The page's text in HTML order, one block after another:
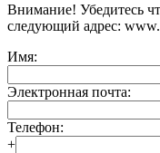
Внимание! Убедитесь
следующий адрес:
Имя:
Электронная почта:
Телефон:
+